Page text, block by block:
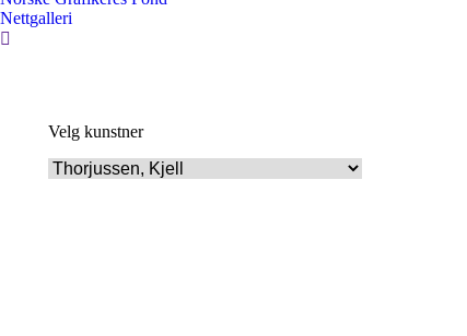
Nettgalleri
Search:
Velg kunstner